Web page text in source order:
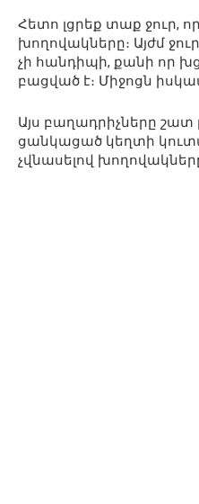
Հետո լցրեք տաք ջուր,
խողովակները։ Այժմ
չի հանդիպի, քանի որ
բացված է։ Միջոցն
Այս բաղադրիչները շատ
ցանկացած կեղտի
չվնասելով